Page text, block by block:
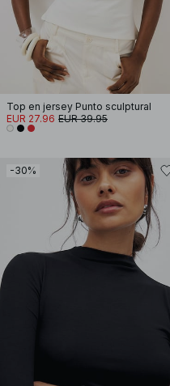
Top en jersey Punto sculptural
EUR 27.96 EUR 39.95
-30%